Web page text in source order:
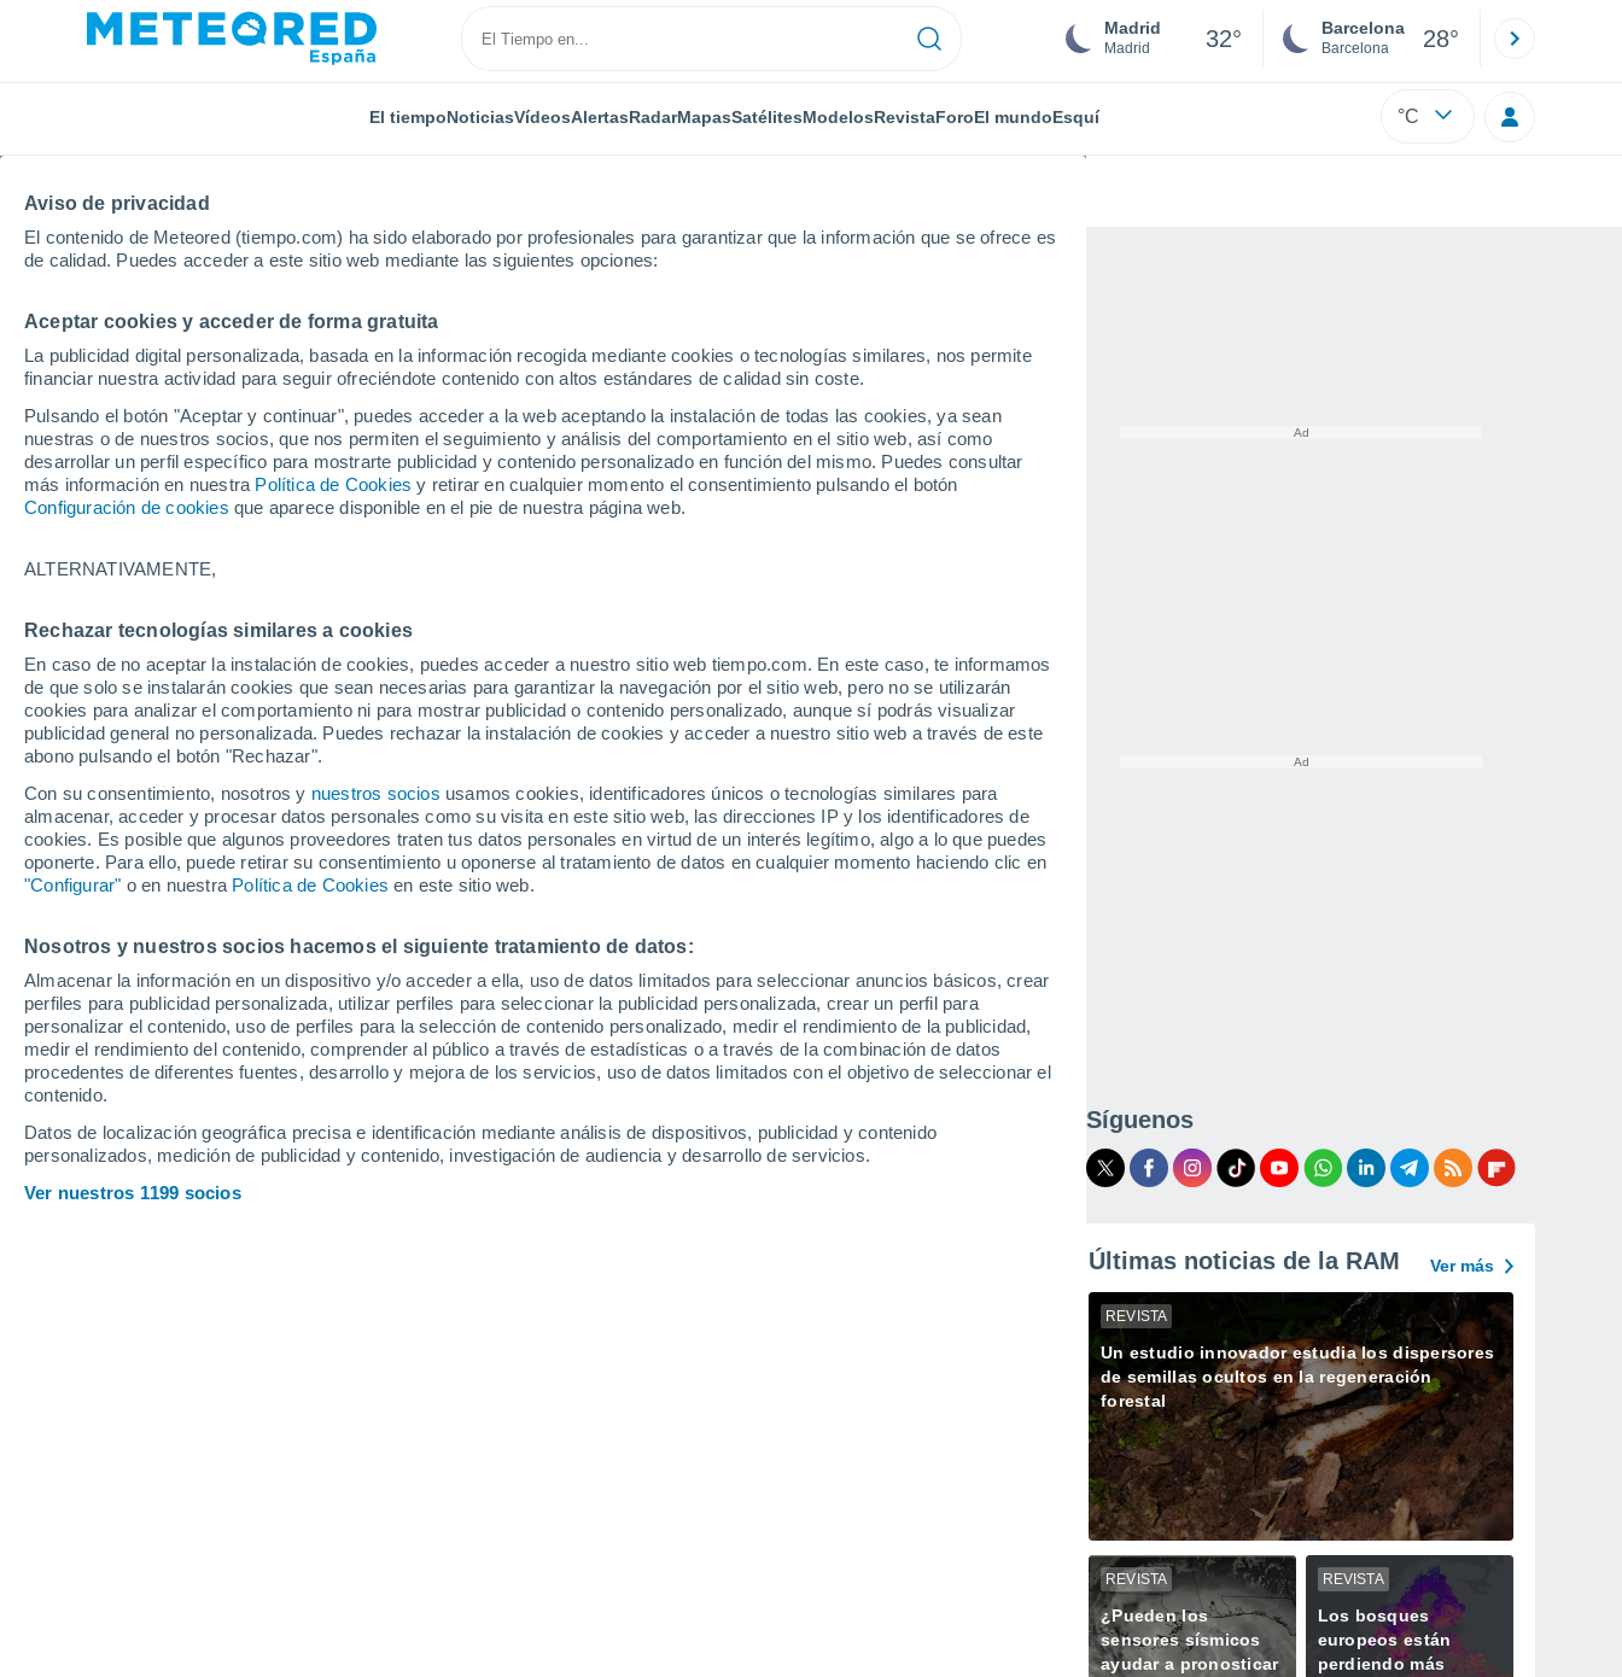
Aviso de privacidad
El contenido de Meteored (tiempo.com) ha sido elaborado por profesionales para garantizar que la información que se ofrece es
de calidad. Puedes acceder a este sitio web mediante las siguientes opciones:
Aceptar cookies y acceder de forma gratuita
La publicidad digital personalizada, basada en la información recogida mediante cookies o tecnologías similares, nos permite
financiar nuestra actividad para seguir ofreciéndote contenido con altos estándares de calidad sin coste.
Pulsando el botón "Aceptar y continuar", puedes acceder a la web aceptando la instalación de todas las cookies, ya sean
nuestras o de nuestros socios, que nos permiten el seguimiento y análisis del comportamiento en el sitio web, así como
desarrollar un perfil específico para mostrarte publicidad y contenido personalizado en función del mismo. Puedes consultar
más información en nuestra Política de Cookies y retirar en cualquier momento el consentimiento pulsando el botón
Configuración de cookies que aparece disponible en el pie de nuestra página web.
ALTERNATIVAMENTE,
Rechazar tecnologías similares a cookies
En caso de no aceptar la instalación de cookies, puedes acceder a nuestro sitio web tiempo.com. En este caso, te informamos
de que solo se instalarán cookies que sean necesarias para garantizar la navegación por el sitio web, pero no se utilizarán
cookies para analizar el comportamiento ni para mostrar publicidad o contenido personalizado, aunque sí podrás visualizar
publicidad general no personalizada. Puedes rechazar la instalación de cookies y acceder a nuestro sitio web a través de este
abono pulsando el botón "Rechazar".
Con su consentimiento, nosotros y nuestros socios usamos cookies, identificadores únicos o tecnologías similares para
almacenar, acceder y procesar datos personales como su visita en este sitio web, las direcciones IP y los identificadores de
cookies. Es posible que algunos proveedores traten tus datos personales en virtud de un interés legítimo, algo a lo que puedes
oponerte. Para ello, puede retirar su consentimiento u oponerse al tratamiento de datos en cualquier momento haciendo clic en
"Configurar" o en nuestra Política de Cookies en este sitio web.
Nosotros y nuestros socios hacemos el siguiente tratamiento de datos:
Almacenar la información en un dispositivo y/o acceder a ella, uso de datos limitados para seleccionar anuncios básicos, crear
perfiles para publicidad personalizada, utilizar perfiles para seleccionar la publicidad personalizada, crear un perfil para
personalizar el contenido, uso de perfiles para la selección de contenido personalizado, medir el rendimiento de la publicidad,
medir el rendimiento del contenido, comprender al público a través de estadísticas o a través de la combinación de datos
procedentes de diferentes fuentes, desarrollo y mejora de los servicios, uso de datos limitados con el objetivo de seleccionar el
contenido.
Datos de localización geográfica precisa e identificación mediante análisis de dispositivos, publicidad y contenido
personalizados, medición de publicidad y contenido, investigación de audiencia y desarrollo de servicios.
Ver nuestros 1199 socios
Madrid
Madrid 32° Barcelona
Barcelona 28°
El tiempoNoticiasVídeosAlertasRadarMapasSatélitesModelosRevistaForoEl mundoEsquí °C
Aguas muy cálidas por delante del huracán
Irma
El 6 de septiembre de 2017, el huracán Irma se estrelló contra las Islas de
Sotavento en su camino hacia Puerto Rico, Cuba y el continente de los Estados
Unidos. ¿Qué encontró y va a encontrar en el mar? Uno de los ingredientes
para mantenerlo como un huracán de categoría 4-5
Síguenos
Últimas noticias de la RAM Ver más
REVISTA
Un estudio innovador estudia los dispersores
de semillas ocultos en la regeneración
forestal
REVISTA
¿Pueden los
sensores sísmicos
ayudar a pronosticar
REVISTA
Los bosques
europeos están
perdiendo más